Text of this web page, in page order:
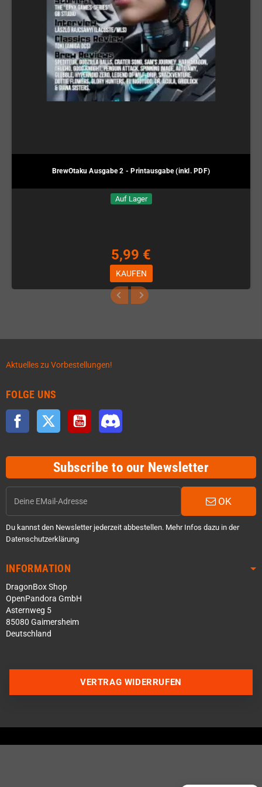
BrewOtaku Ausgabe 2 - Printausgabe (inkl. PDF)
Auf Lager
5,99 €
KAUFEN
Aktuelles zu Vorbestellungen!
FOLGE UNS
Facebook Twitter YouTube
Subscribe to our Newsletter
OK
Du kannst den Newsletter jederzeit abbestellen. Mehr Infos dazu in der
Datenschutzerklärung
INFORMATION
DragonBox Shop
OpenPandora GmbH
Asternweg 5
85080 Gaimersheim
Deutschland
Über WhatsApp schreiben
VERTRAG WIDERRUFEN